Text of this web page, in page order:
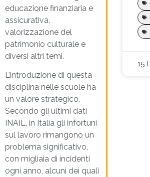
educazione finanziaria e
assicurativa,
valorizzazione del
patrimonio culturale e
diversi altri temi.
L’introduzione di questa
disciplina nelle scuole ha
un valore strategico.
Secondo gli ultimi dati
INAIL, in Italia gli infortuni
sul lavoro rimangono un
problema significativo,
con migliaia di incidenti
ogni anno, alcuni dei quali
15